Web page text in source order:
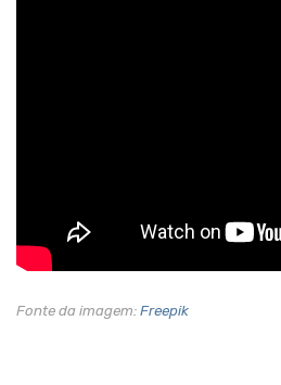
Fonte da imagem: Freepik